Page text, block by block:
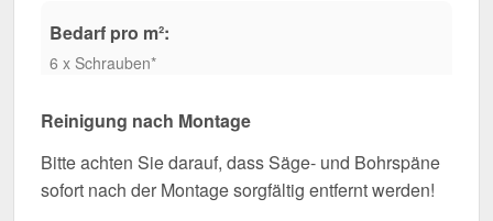
Bedarf pro m²:
6 x Schrauben*
Reinigung nach Montage
Bitte achten Sie darauf, dass Säge- und Bohrspäne
sofort nach der Montage sorgfältig entfernt werden!